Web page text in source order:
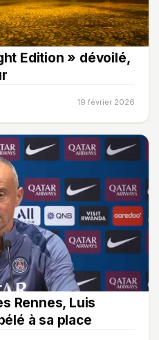
Edition » dévoilé,
19 février 2026
Rennes, Luis
à sa place